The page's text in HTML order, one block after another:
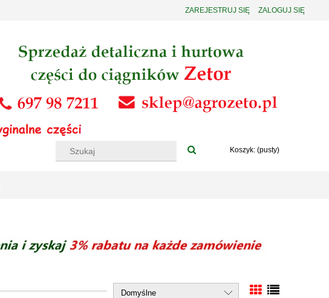
ZAREJESTRUJ SIĘ ZALOGUJ SIĘ
Koszyk: (pusty)